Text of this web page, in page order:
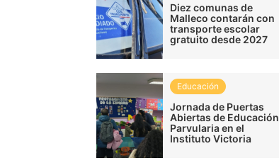
Diez comunas de
Malleco contarán con
transporte escolar
gratuito desde 2027
Educación
Jornada de Puertas
Abiertas de Educación
Parvularia en el
Instituto Victoria